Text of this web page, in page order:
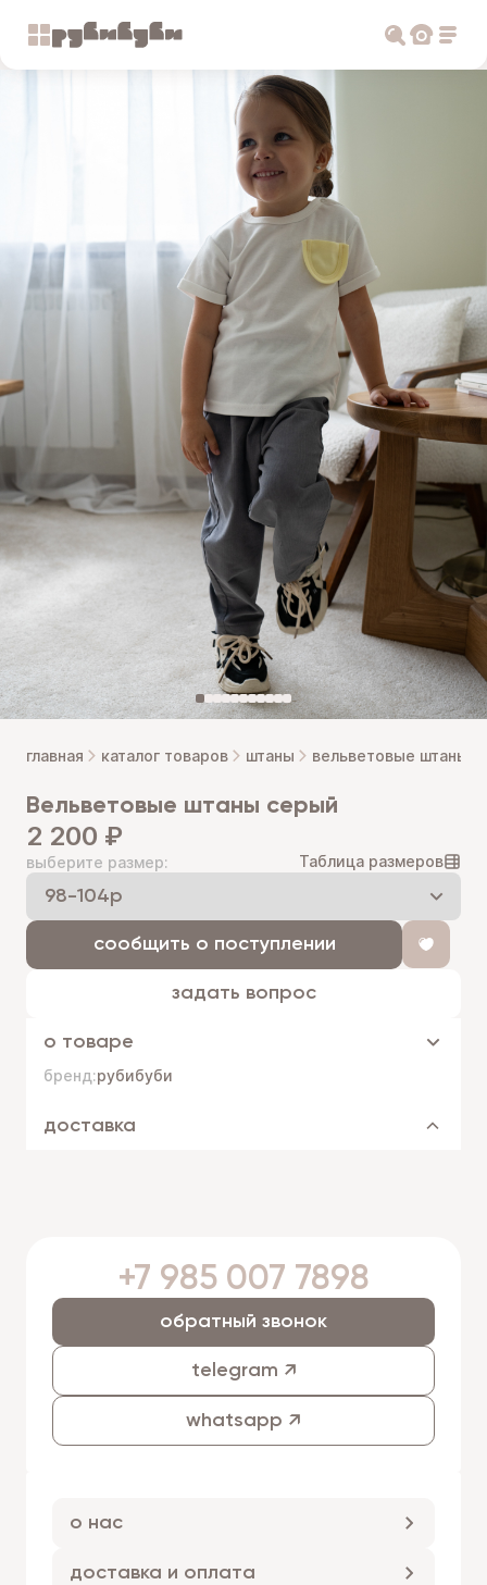
главная каталог товаров штаны вельветовые штаны
вельветовые штаны серый
2 200 ₽
выберите размер: Таблица размеров
сообщить о поступлении
задать вопрос
о товаре
бренд:рубибуби
доставка
+7 985 007 7898
telegram ↗
whatsapp ↗
обратный звонок
о нас
доставка и оплата